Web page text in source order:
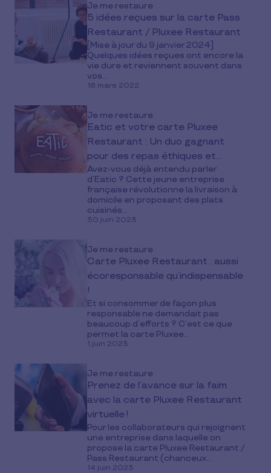
Je me restaure
5 idées reçues sur la carte Pass
Restaurant / Pluxee Restaurant
[Mise à jour du 9 janvier 2024]
Quelques idées reçues ont encore la
vie dure et reviennent souvent dans
vos...
18 mars 2022
Je me restaure
Eatic et votre carte Pluxee
Restaurant : Un duo gagnant
pour des repas éthiques et
savoureux
Avez-vous déjà entendu parler
d’Eatic ? Cette jeune entreprise
française révolutionne la livraison à
domicile en proposant des plats
cuisinés...
30 juin 2023
Je me restaure
Carte Pluxee Restaurant : aussi
écoresponsable qu’indispensable
!
Et si consommer de façon plus
responsable ne demandait pas
beaucoup d’efforts ? C’est ce que
permet la carte Pluxee...
1 juin 2023
Je me restaure
Prenez de l’avance sur la faim
avec la carte Pluxee Restaurant
virtuelle !
Pour les collaborateurs qui rejoignent
une entreprise dans laquelle on
propose la carte Pluxee Restaurant /
Pass Restaurant (chanceux...
14 juin 2023